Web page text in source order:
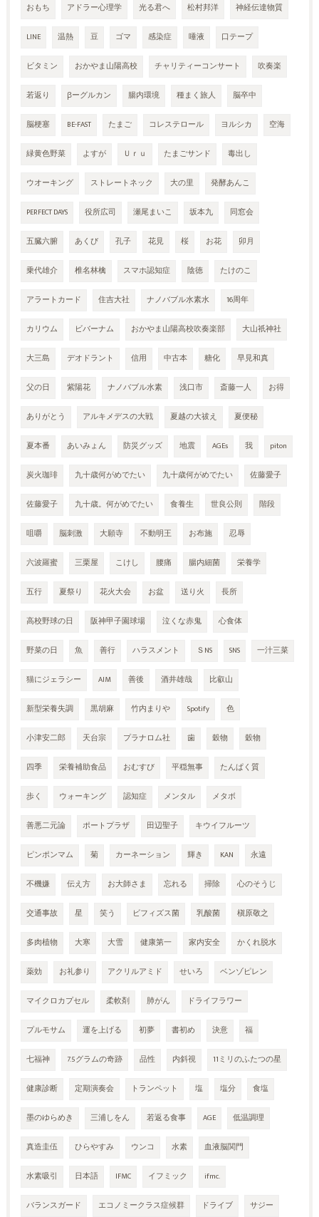
おもち アドラー心理学 光る君へ 松村邦洋 神経伝達物質
LINE 温熱 豆 ゴマ 感染症 唾液 口テープ
ビタミン おかやま山陽高校 チャリティーコンサート 吹奏楽
若返り βーグルカン 腸内環境 種まく旅人 脳卒中
脳梗塞 BE-FAST たまご コレステロール ヨルシカ 空海
緑黄色野菜 よすが Ｕｒｕ たまごサンド 毒出し
ウオーキング ストレートネック 大の里 発酵あんこ
PERFECT DAYS 役所広司 瀬尾まいこ 坂本九 同窓会
五臓六腑 あくび 孔子 花見 桜 お花 卯月
乗代雄介 椎名林檎 スマホ認知症 陰徳 たけのこ
アラートカード 住吉大社 ナノバブル水素水 16周年
カリウム ビバーナム おかやま山陽高校吹奏楽部 大山祇神社
大三島 デオドラント 信用 中古本 糖化 早見和真
父の日 紫陽花 ナノバブル水素 浅口市 斎藤一人 お得
ありがとう アルキメデスの大戦 夏越の大祓え 夏便秘
夏本番 あいみょん 防災グッズ 地震 AGEs 我 piton
炭火珈琲 九十歳何がめでたい 九十歳何がめでたい 佐藤愛子
佐藤愛子 九十歳。何がめでたい 食養生 世良公則 階段
咀嚼 脳刺激 大願寺 不動明王 お布施 忍辱
六波羅蜜 三栗屋 こけし 腰痛 腸内細菌 栄養学
五行 夏祭り 花火大会 お盆 送り火 長所
高校野球の日 阪神甲子園球場 泣くな赤鬼 心食体
野菜の日 魚 善行 ハラスメント ＳNS SNS 一汁三菜
猫にジェラシー AIM 善後 酒井雄哉 比叡山
新型栄養失調 黒胡麻 竹内まりや Spotify 色
小津安二郎 天台宗 プラナロム社 歯 穀物 穀物
四季 栄養補助食品 おむすび 平穏無事 たんぱく質
歩く ウォーキング 認知症 メンタル メタボ
善悪二元論 ポートプラザ 田辺聖子 キウイフルーツ
ピンポンマム 菊 カーネーション 輝き KAN 永遠
不機嫌 伝え方 お大師さま 忘れる 掃除 心のそうじ
交通事故 星 笑う ビフィズス菌 乳酸菌 槇原敬之
多肉植物 大寒 大雪 健康第一 家内安全 かくれ脱水
薬効 お礼参り アクリルアミド せいろ ベンゾピレン
マイクロカプセル 柔軟剤 肺がん ドライフラワー
プルモサム 運を上げる 初夢 書初め 決意 福
七福神 7.5グラムの奇跡 品性 内斜視 11ミリのふたつの星
健康診断 定期演奏会 トランペット 塩 塩分 食塩
墨のゆらめき 三浦しをん 若返る食事 AGE 低温調理
真造圭伍 ひらやすみ ウンコ 水素 血液脳関門
水素吸引 日本語 IFMC イフミック ifmc.
バランスガード エコノミークラス症候群 ドライブ サジー